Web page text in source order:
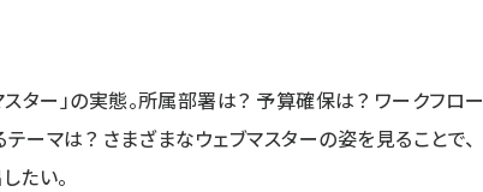
スター」の実態。所属部署は？ 予算確保は？ ワークフロー
ーマは？ さまざまなウェブマスターの姿を見ることで、
たい。